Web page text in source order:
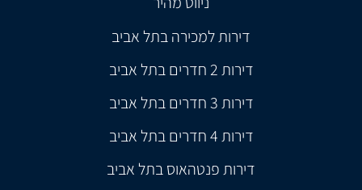
דירות למכירה בתל אביב
דירות פנטהאוס בתל אביב